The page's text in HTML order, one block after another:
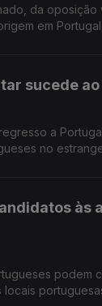
da
em Portugal.
sucede
a
no
às
podem